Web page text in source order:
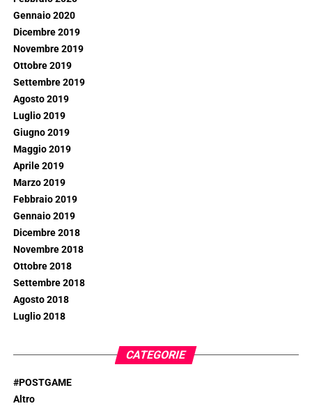
Gennaio 2020
Dicembre 2019
Novembre 2019
Ottobre 2019
Settembre 2019
Agosto 2019
Luglio 2019
Giugno 2019
Maggio 2019
Aprile 2019
Marzo 2019
Febbraio 2019
Gennaio 2019
Dicembre 2018
Novembre 2018
Ottobre 2018
Settembre 2018
Agosto 2018
Luglio 2018
CATEGORIE
#POSTGAME
Altro